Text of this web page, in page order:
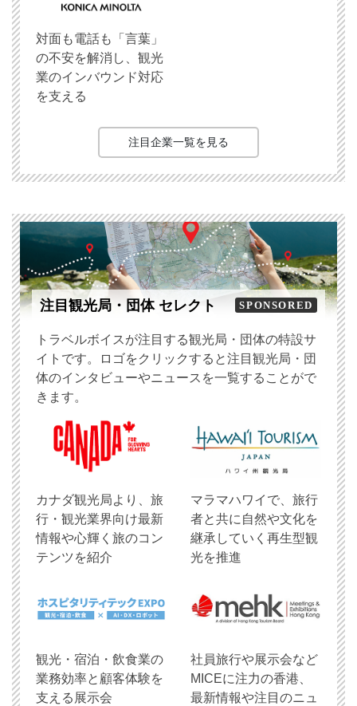
対面も電話も「言葉」
の不安を解消し、観光
業のインバウンド対応
を支える
注目企業一覧を見る
注目観光局・団体 セレクト SPONSORED
トラベルボイスが注目する観光局・団体の特設サ
イトです。ロゴをクリックすると注目観光局・団
体のインタビューやニュースを一覧することがで
きます。
​カナダ観光局より、旅
行・観光業界向け最新
情報や心輝く旅のコン
テンツを紹介
マラマハワイで、旅行
者と共に自然や文化を
継承していく再生型観
光を推進
観光・宿泊・飲食業の
業務効率と顧客体験を
支える展示会
社員旅行や展示会など
MICEに注力の香港、
最新情報や注目のニュ